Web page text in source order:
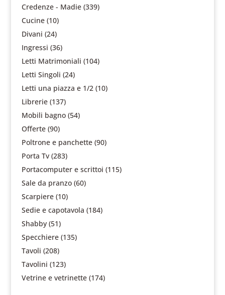
Credenze - Madie (339)
Cucine (10)
Divani (24)
Ingressi (36)
Letti Matrimoniali (104)
Letti Singoli (24)
Letti una piazza e 1/2 (10)
Librerie (137)
Mobili bagno (54)
Offerte (90)
Poltrone e panchette (90)
Porta Tv (283)
Portacomputer e scrittoi (115)
Sale da pranzo (60)
Scarpiere (10)
Sedie e capotavola (184)
Shabby (51)
Specchiere (135)
Tavoli (208)
Tavolini (123)
Vetrine e vetrinette (174)